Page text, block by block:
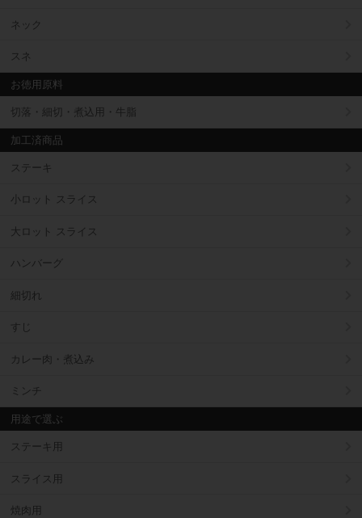
ネック
スネ
お徳用原料
切落・細切・煮込用・牛脂
加工済商品
ステーキ
小ロット スライス
大ロット スライス
ハンバーグ
細切れ
すじ
カレー肉・煮込み
ミンチ
用途で選ぶ
ステーキ用
スライス用
焼肉用